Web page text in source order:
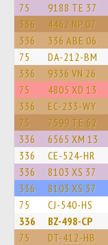
75 9188 TE 37
336 4462 NP 07
336 336 AВЕ 06
75 DA-212-BM
336 9336 VN 26
75 4805 XD 13
336 EC-233-WY
75 7599 TE 62
336 6565 XM 13
336 CE-524-HR
336 8103 XS 37
336 8103 XS 37
75 CJ-540-HS
336 BZ-498-CP
75 DT-412-HB